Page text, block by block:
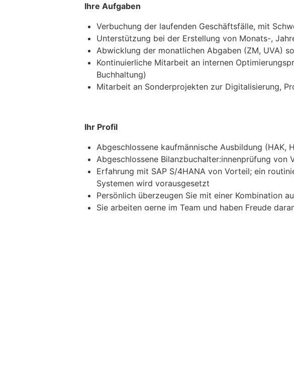
Ihre Aufgaben
Verbuchung der laufenden Geschäftsfälle, mit
Unterstützung bei der Erstellung von Monats-,
Abwicklung der monatlichen Abgaben (ZM, UVA)
Kontinuierliche Mitarbeit an internen
Buchhaltung)
Mitarbeit an Sonderprojekten zur Digitalisierung,
Ihr Profil
Abgeschlossene kaufmännische Ausbildung (HAK,
Abgeschlossene Bilanzbuchalter:innenprüfung von
Erfahrung mit SAP S/4HANA von Vorteil; ein
Systemen wird vorausgesetzt
Persönlich überzeugen Sie mit einer Kombination
Sie arbeiten gerne im Team und haben Freude